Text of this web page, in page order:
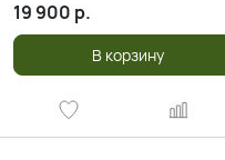
19 900 р.
В корзину